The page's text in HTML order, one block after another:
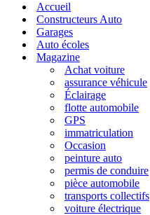
navigationAccueil
Constructeurs Auto
Garages
Auto écoles
Magazine
Achat voiture
assurance véhicule
Éclairage
flotte automobile
GPS
immatriculation
Occasion
peinture auto
permis de conduire
pièce automobile
transports collectifs
voiture électrique